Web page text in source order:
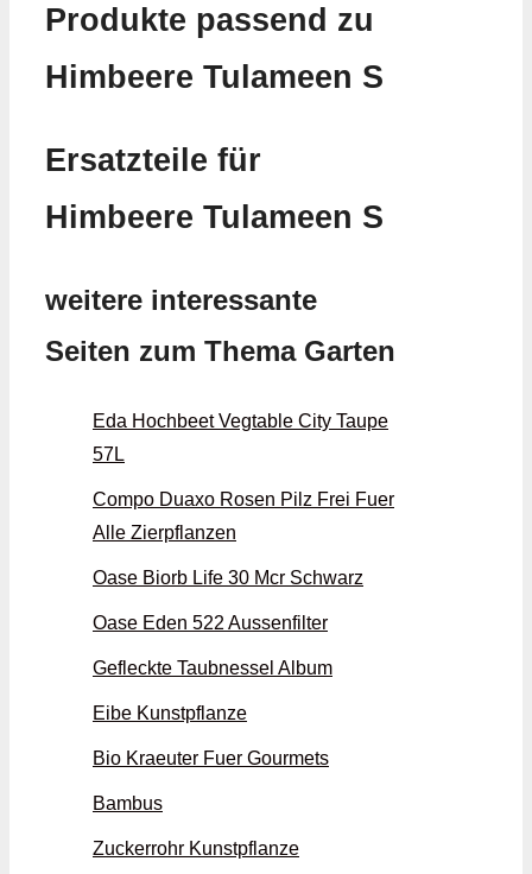
Produkte passend zu
Himbeere Tulameen S
Ersatzteile für
Himbeere Tulameen S
weitere interessante
Seiten zum Thema Garten
Eda Hochbeet Vegtable City Taupe
57L
Compo Duaxo Rosen Pilz Frei Fuer
Alle Zierpflanzen
Oase Biorb Life 30 Mcr Schwarz
Oase Eden 522 Aussenfilter
Gefleckte Taubnessel Album
Eibe Kunstpflanze
Bio Kraeuter Fuer Gourmets
Bambus
Zuckerrohr Kunstpflanze